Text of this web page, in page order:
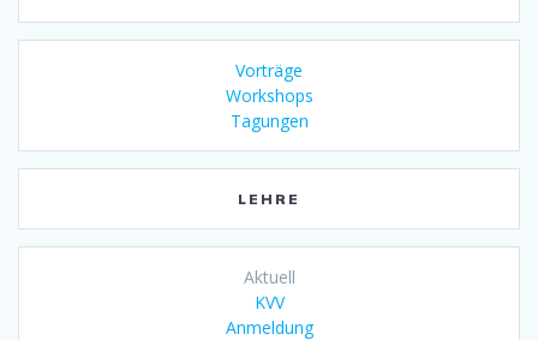
Vorträge
Workshops
Tagungen
LEHRE
Aktuell
KVV
Anmeldung